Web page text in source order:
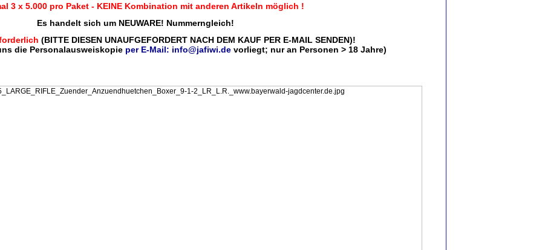
3 x 5.000 pro Paket - KEINE Kombination mit anderen Artikeln möglich !
Es handelt sich um NEUWARE! Nummerngleich!
(BITTE DIESEN UNAUFGEFORDERT NACH DEM KAUF PER E-MAIL SENDEN)!
die Personalausweiskopie per E-Mail: info@jafiwi.de vorliegt; nur an Personen > 18 Jahre)